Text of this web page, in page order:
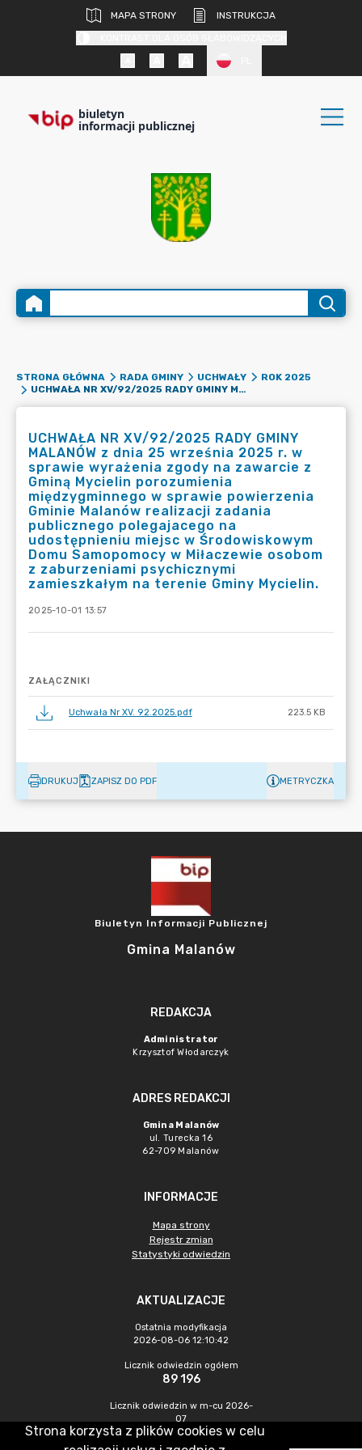
MAPA STRONY
INSTRUKCJA
biuletyn
informacji publicznej
STRONA GŁÓWNA RADA GMINY UCHWAŁY
ROK 2025
UCHWAŁA NR XV/92/2025 RADY GMINY MALANÓW Z DNIA 25 WRZEŚNIA 2025 R. W SPRAWIE WYRAŻENIA ZGODY NA ZAWARCIE Z GMINĄ MYCIELIN POROZUMIENIA MIĘDZYGMINNEGO W SPRAWIE POWIERZENIA GMINIE MALANÓW REALIZACJI ZADANIA PUBLICZNEGO POLEGAJACEGO NA UDOSTĘPNIENIU MIEJSC W ŚRODOWISKOWYM DOMU SAMOPOMOCY W MIŁACZEWIE OSOBOM Z ZABURZENIAMI PSYCHICZNYMI ZAMIESZKAŁYM NA TERENIE GMINY MYCIELIN.
UCHWAŁA NR XV/92/2025 RADY GMINY
MALANÓW z dnia 25 września 2025 r. w
sprawie wyrażenia zgody na zawarcie z
Gminą Mycielin porozumienia
międzygminnego w sprawie powierzenia
Gminie Malanów realizacji zadania
publicznego polegajacego na
udostępnieniu miejsc w Środowiskowym
Domu Samopomocy w Miłaczewie osobom
z zaburzeniami psychicznymi
zamieszkałym na terenie Gminy Mycielin.
2025-10-01 13:57
ZAŁĄCZNIKI
Uchwała Nr XV. 92.2025.pdf 223.5 KB
DRUKUJ ZAPISZ DO PDF METRYCZKA
Biuletyn Informacji Publicznej
Gmina Malanów
REDAKCJA
Administrator
Krzysztof Włodarczyk
ADRES REDAKCJI
Gmina Malanów
ul. Turecka 16
62-709 Malanów
INFORMACJE
Mapa strony
Rejestr zmian
Statystyki odwiedzin
AKTUALIZACJE
Ostatnia modyfikacja
2026-08-06 12:10:42
Licznik odwiedzin ogółem
89 196
Licznik odwiedzin w m-cu 2026-
07
417
Strona korzysta z plików cookies w celu